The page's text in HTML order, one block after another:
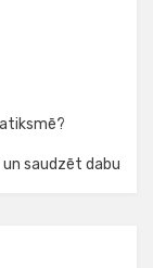
saudzēt dabu